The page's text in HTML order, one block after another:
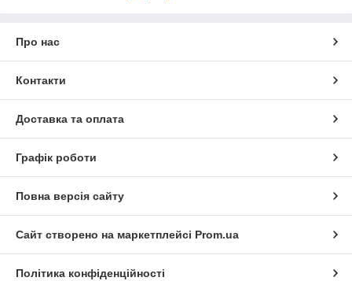
Про нас
Контакти
Доставка та оплата
Графік роботи
Повна версія сайту
Сайт створено на маркетплейсі Prom.ua
Політика конфіденційності